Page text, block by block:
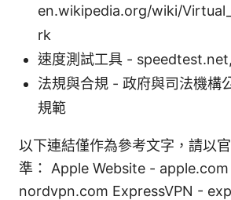
en.wikipedia.org/wiki/
rk
速度測試工具 -
法規與合規 - 政府與司法機構
規範
以下連結僅作為參考文字，請以
準： Apple Website -
nordvpn.com ExpressVPN -